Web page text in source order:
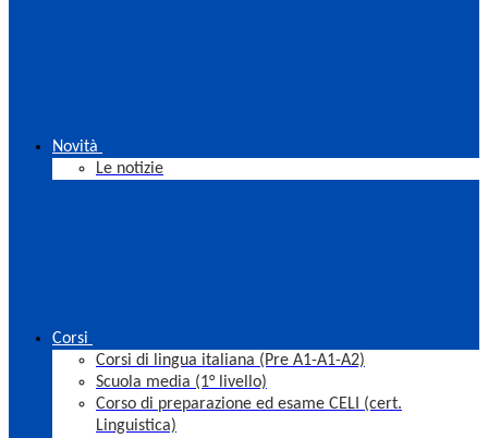
Novità
Le notizie
Corsi
Corsi di lingua italiana (Pre A1-A1-A2)
Scuola media (1° livello)
Corso di preparazione ed esame CELI (cert.
Linguistica)